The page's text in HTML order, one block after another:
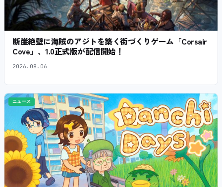
断崖絶壁に海賊のアジトを築く街づくりゲーム「Corsair
Cove」、1.0正式版が配信開始！
2026.08.06
ニュース